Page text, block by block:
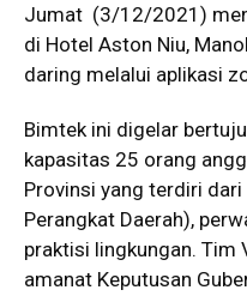
Jumat (3/12/2021)
di Hotel Aston Niu,
daring melalui aplikasi
Bimtek ini digelar
kapasitas 25 orang
Provinsi yang terdiri
Perangkat Daerah),
praktisi lingkungan. Tim
amanat Keputusan